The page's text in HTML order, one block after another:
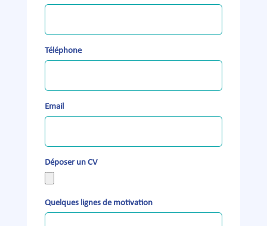
Téléphone
Email
Déposer un CV
Quelques lignes de motivation